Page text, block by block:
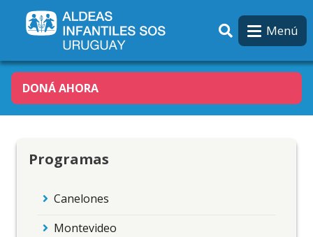
Menú
DONÁ AHORA
Programas
Canelones
Montevideo